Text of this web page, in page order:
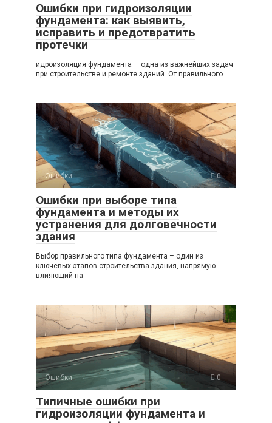
Ошибки при гидроизоляции
фундамента: как выявить,
исправить и предотвратить
протечки
идроизоляция фундамента — одна из важнейших задач
при строительстве и ремонте зданий. От правильного
Ошибки 0
Ошибки при выборе типа
фундамента и методы их
устранения для долговечности
здания
Выбор правильного типа фундамента – один из
ключевых этапов строительства здания, напрямую
влияющий на
Ошибки 0
Типичные ошибки при
гидроизоляции фундамента и